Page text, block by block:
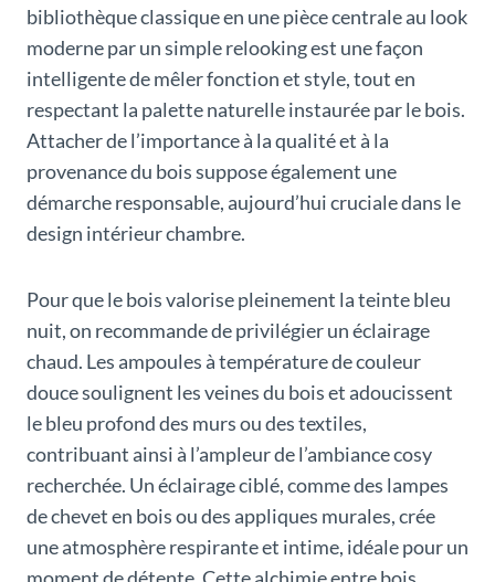
bibliothèque classique en une pièce centrale au look
moderne par un simple relooking est une façon
intelligente de mêler fonction et style, tout en
respectant la palette naturelle instaurée par le bois.
Attacher de l’importance à la qualité et à la
provenance du bois suppose également une
démarche responsable, aujourd’hui cruciale dans le
design intérieur chambre.
Pour que le bois valorise pleinement la teinte bleu
nuit, on recommande de privilégier un éclairage
chaud. Les ampoules à température de couleur
douce soulignent les veines du bois et adoucissent
le bleu profond des murs ou des textiles,
contribuant ainsi à l’ampleur de l’ambiance cosy
recherchée. Un éclairage ciblé, comme des lampes
de chevet en bois ou des appliques murales, crée
une atmosphère respirante et intime, idéale pour un